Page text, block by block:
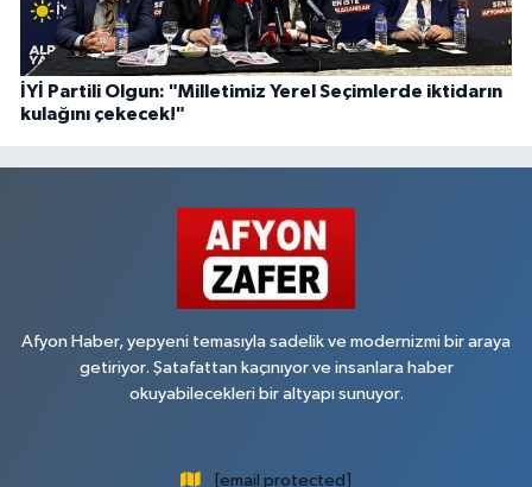
İYİ Partili Olgun: "Milletimiz Yerel Seçimlerde iktidarın
kulağını çekecek!"
Afyon Haber, yepyeni temasıyla sadelik ve modernizmi bir araya
getiriyor. Şatafattan kaçınıyor ve insanlara haber
okuyabilecekleri bir altyapı sunuyor.
[email protected]